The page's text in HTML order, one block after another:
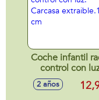
Coche infantil
control con
Carcasa
extraible.12
2 años